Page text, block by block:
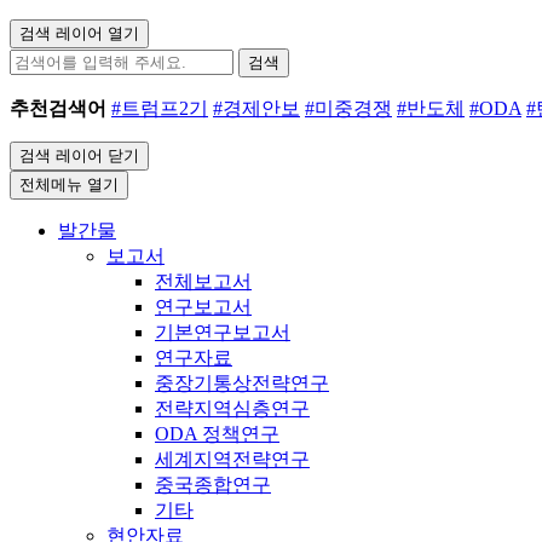
검색 레이어 열기
검색
추천검색어 #트럼프2기 #경제안보 #미중경쟁 #반도체 #ODA #
검색 레이어 닫기
전체메뉴 열기
발간물
보고서
전체보고서
연구보고서
기본연구보고서
연구자료
중장기통상전략연구
전략지역심층연구
ODA 정책연구
세계지역전략연구
중국종합연구
기타
현안자료